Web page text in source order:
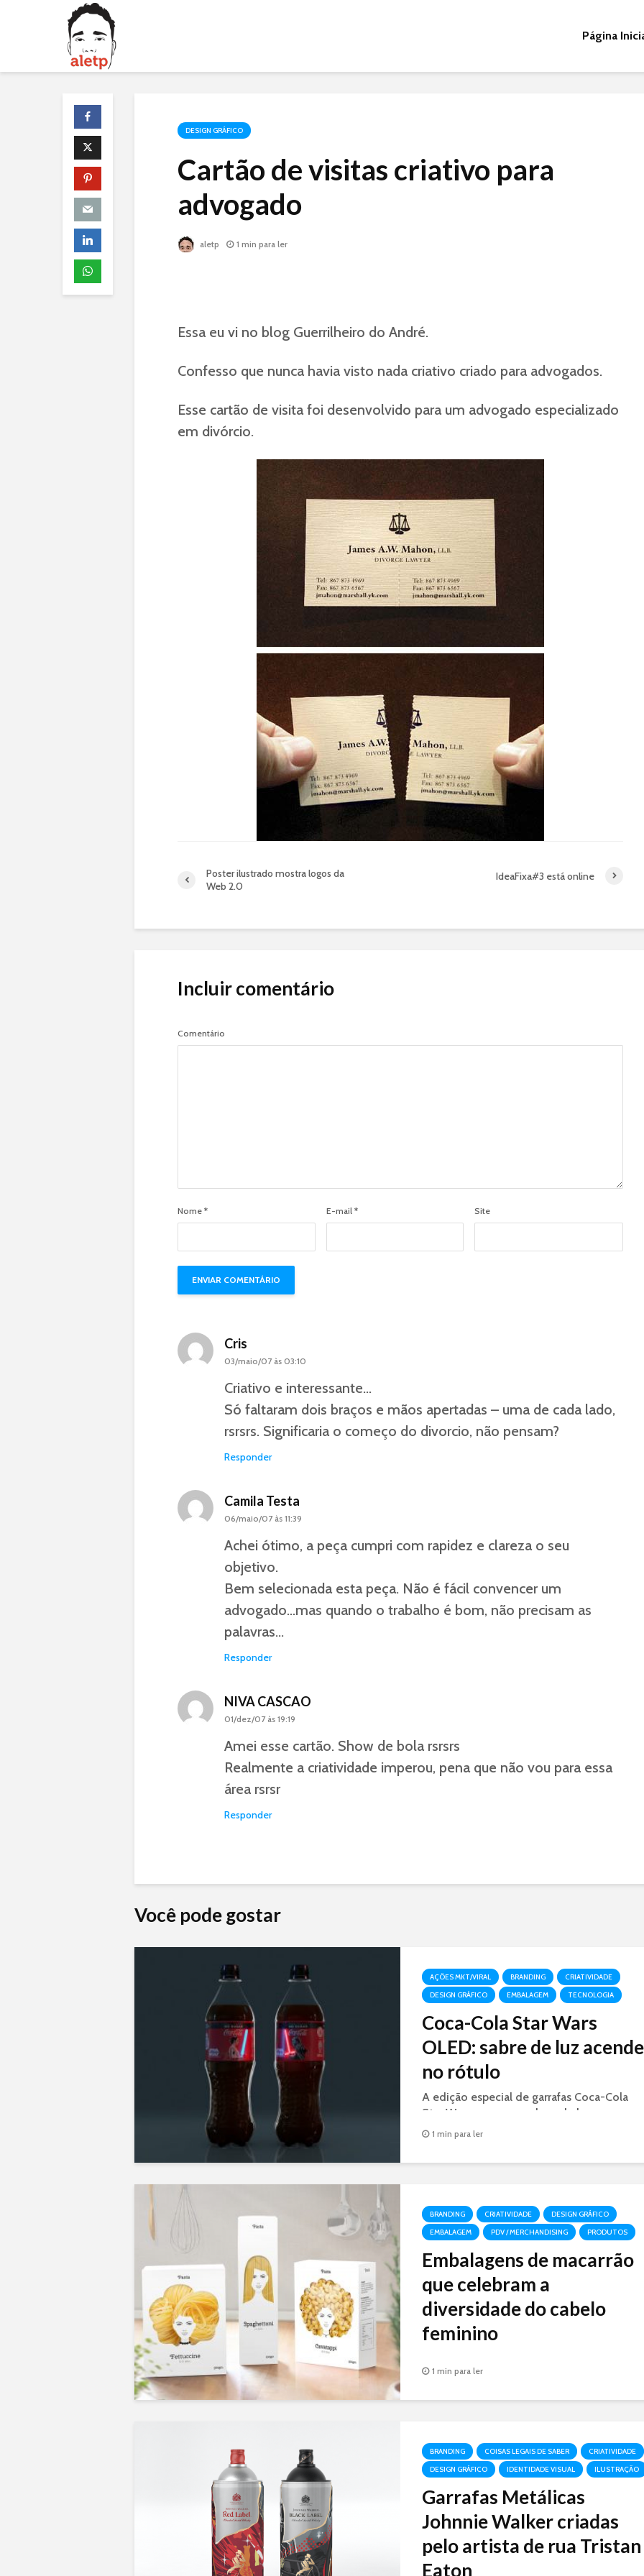
Página
DESIGN GRÁFICO
Cartão de visitas criativo para
advogado
aletp 1 min para ler
Essa eu vi no blog Guerrilheiro do André.
Confesso que nunca havia visto nada criativo criado para advogados.
Esse cartão de visita foi desenvolvido para um advogado especializado
em divórcio.
Poster ilustrado mostra logos da
Web 2.0
IdeaFixa#3 está online
Incluir comentário
Comentário
Nome * E-mail * Site
Cris
03/maio/07 às 03:10
Criativo e interessante…
Só faltaram dois braços e mãos apertadas – uma de cada lado,
rsrsrs. Significaria o começo do divorcio, não pensam?
Responder
Camila Testa
06/maio/07 às 11:39
Achei ótimo, a peça cumpri com rapidez e clareza o seu
objetivo.
Bem selecionada esta peça. Não é fácil convencer um
advogado…mas quando o trabalho é bom, não precisam as
palavras…
Responder
NIVA CASCAO
01/dez/07 às 19:19
Amei esse cartão. Show de bola rsrsrs
Realmente a criatividade imperou, pena que não vou para essa
área rsrsr
Responder
Você pode gostar
AÇÕES MKT/VIRAL BRANDING
CRIATIVIDADE
DESIGN GRÁFICO
EMBALAGEM TECNOLOGIA
Coca-Cola Star Wars
OLED: sabre de luz acende
no rótulo
A edição especial de garrafas Coca-Cola
Star Wars, possuem sabres de luz nas cores
azul e vermelho que ficam iluminados
1 min para ler
BRANDING CRIATIVIDADE
DESIGN GRÁFICO
EMBALAGEM
PDV / MERCHANDISING PRODUTOS
Embalagens de macarrão
que celebram a
diversidade do cabelo
feminino
diversidade do cabelo feminino, e a
1 min para ler
BRANDING COISAS LEGAIS DE SABER
CRIATIVIDADE
DESIGN GRÁFICO
IDENTIDADE VISUAL ILUSTRAÇÃO
Garrafas Metálicas
Johnnie Walker criadas
pelo artista de rua Tristan
Eaton